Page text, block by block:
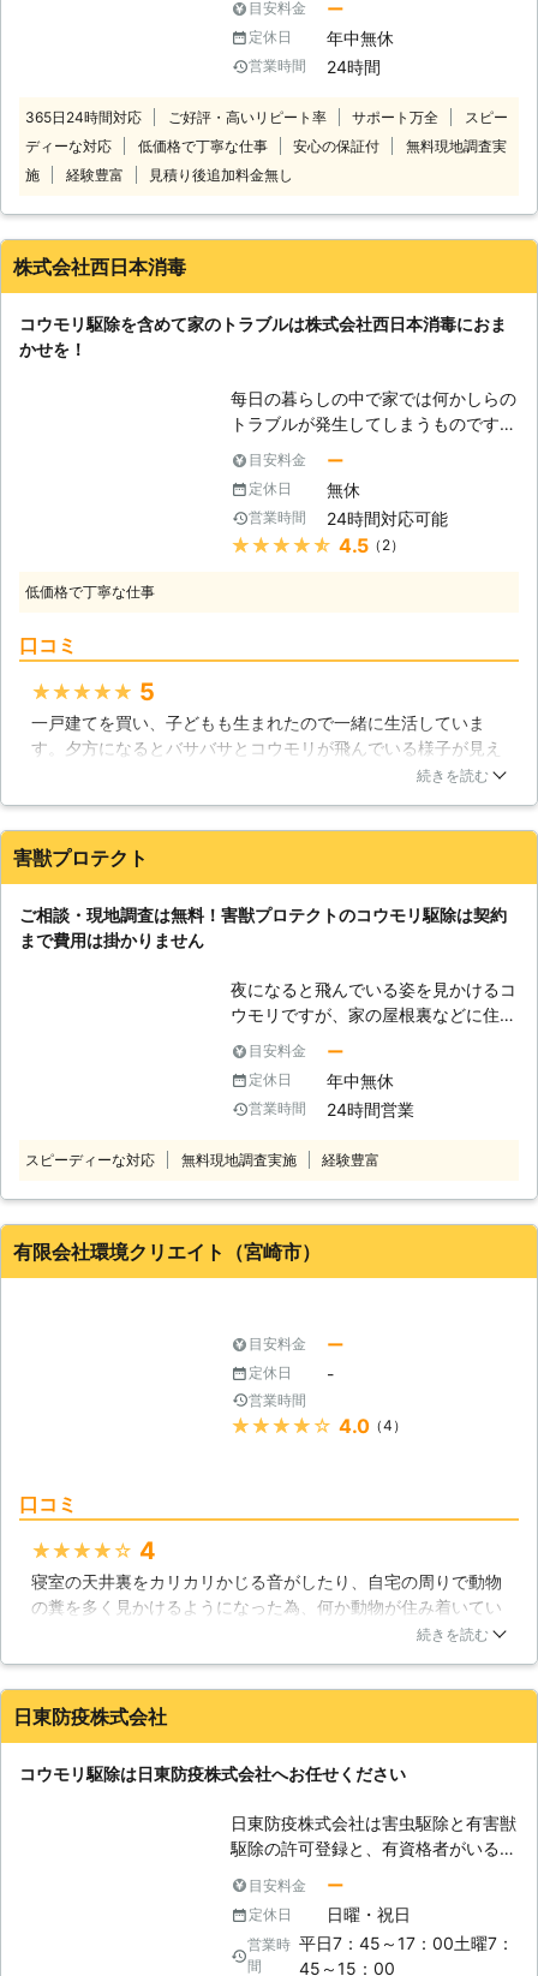
富なスタッフがご自宅に住み着いたコ
ウモリを迅速・丁寧に駆除いたします
ので安心してお任せください。 万全
ービスを提供いたします。 いざとい
うときはコウモリ駆除naviにご連絡く
ださい。 コウモリ駆除naviは、日本
域でご依頼を受け付けております。
依頼しにくい早朝や深夜であろうとい
つでもどこでも遠慮なくご連絡くださ
消するために、現地調査や無料見積も
りなどのご説明をいたします。 ※対応
エリア・加盟店・現場状況により、事
見積もりに費用をいただく場合がござ
います。
目安料金 ー
定休日 年中無休
営業時間 24時間
365日24時間対応 ご好評・高いリピート率 サポート万全
スピー
ディーな対応
低価格で丁寧な仕事 安心の保証付
無料現地調査実
施
経験豊富 見積り後追加料金無し
株式会社西日本消毒
コウモリ駆除を含めて家のトラブルは株式会社西日本消毒におま
かせを！
每日の暮らしの中で家では何かしらの
トラブルが発生してしまうものです。
皆さま非常に不便に感じることがある
かと思います。もしも思われたのでし
たら、ぜひ株式会社西日本消毒にその
ことをお伝え下さい。私たちは家のト
ラブルに幅広く対応できる業者です。
のが私たち株式会社西日本消毒ですの
で、皆さまの家に現れたコウモリもす
ぐに駆除をしてみせましょう。小さな
体に大きな糞害を発生させるコウモリ
を、私たちの技術で追い払います。ま
いた時の音で非常に鬱陶しく感じるで
しょう。特に夜中ではより音も明確に
思うのではないでしょうか。 【小さ
な穴からも入ってきます】 コウモリ
駆除で駆除されるのはアブラコウモリ
というコウモリです。この種類は小柄
で、体の大きさが2センチほどしかあ
りません。この体型を活かして、どの
るのです。我が家はそんなに古くない
間から侵入してくるでしょう。もちろ
ん株式会社西日本消毒がコウモリの対
策もしますのでご安心下さい。侵入さ
せませんし、した場合もすぐに追い払
目安料金 ー
定休日 無休
営業時間 24時間対応可能
★★★★★ 4.5（2）
低価格で丁寧な仕事
口コミ
★★★★★ 5
一戸建てを買い、子どもも生まれたので一緒に生活していま
す。夕方になるとバサバサとコウモリが飛んでいる様子が見え
て気持ち悪かったので、子どもに衛生面で病気を起こす危険性
ものを追い出してくれました。そして全部きれいにして、コウ
モリが寄り付かない薬をまいてくれました。その後は全く来な
鹿児島県 姶良郡湧水町
続きを読む
害獣プロテクト
ご相談・現地調査は無料！害獣プロテクトのコウモリ駆除は契約
まで費用は掛かりません
夜になると飛んでいる姿を見かけるコ
ウモリですが、家の屋根裏などに住み
着かれてしまうと、かなり厄介な害獣
となることをご存知でしょうか。 コ
ウモリの被害で一番深刻なのが、糞や
尿による被害です。コウモリは一日に
間住み着かれただけでも悪臭や天井の
まれているため、さまざまな感染症を
引き起こす可能性があるのです。 早
しかし、ご自身での駆除はコウモリの
出入り口を塞いでいないなど、といっ
たミスがあると再発する可能性が高く
なってしまいます。 駆除したと思い
リの気配を感じたらすぐに専門業者で
を全て駆除したうえで、出入り口とな
る箇所を全て封鎖。コウモリの嫌がる
薬剤を散布するなどしてコウモリの再
来を防ぎます。 確実にコウモリを駆
除する害獣プロテクトには、この他に
プロテクトが選ばれる理由】 〇写真
撮影調査＆見積りは無料です。 害獣
見るだけではありません。被害のある
天井裏、屋根裏まで入り込み、被害状
に写真を撮らせていただき、被害状況
をご説明、対処法とお見積りをご提示
させていただきます。 調査やお見積
目安料金 ー
定休日 年中無休
営業時間 24時間営業
スピーディーな対応 無料現地調査実施 経験豊富
有限会社環境クリエイト（宮崎市）
目安料金 ー
定休日 -
営業時間
★★★★★ 4.0（4）
口コミ
★★★★★ 4
寝室の天井裏をカリカリかじる音がしたり、自宅の周りで動物
の糞を多く見かけるようになった為、何か動物が住み着いてい
ると思い、駆除業者を探しました。宮崎市の有限会社環境クリ
が住み着いている事が分かり、見積もりも思っていた予算とほ
ぼ同額だったので、駆除をお願いしました。駆除当日は、まず
天井裏の掃除をしてもらい、最後は天井裏への侵入口となって
雑菌の消毒やノミやダニの駆除も一緒にやってくれました。お
願いして本当に良かったです。
2016年10月27日
続きを読む
日東防疫株式会社
コウモリ駆除は日東防疫株式会社へお任せください
日東防疫株式会社は害虫駆除と有害獣
駆除の許可登録と、有資格者がいる害
防止まで徹底的に問題を解決いたしま
す。 【コウモリ駆除】 こんなとき
は、日東防疫株式会社へお任せくださ
目安料金 ー
定休日 日曜・祝日
営業時
間
平日7：45～17：00土曜7：
45～15：00